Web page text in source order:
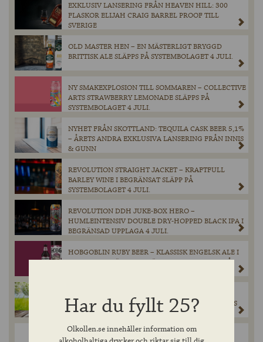
EXKLUSIV LANSERING FRÅN HEAVEN HILL: 300
FLASKOR ELIJAH CRAIG BARREL PROOF TILL
SVERIGE
OLD MASTER HEN – EN MÄSTERLIGT BRYGGD
BRITTISK ALE SLÄPPS PÅ SYSTEMBOLAGET 4 JULI.
NY SMAKEXPLOSION TILL SOMMAREN – COLLECTIVE
ARTS STRAWBERRY LEMONADE SLÄPPS PÅ
SYSTEMBOLAGET 4 JULI.
NYHET FRÅN SKOTTLAND: TEQUILA CASK BEER 5,1%
– ÅRETS ANDRA EXKLUSIVA LANSERING FRÅN INNIS
& GUNN
REVOLUTION STRAIGHT JACKET – KRAFTFULL
BARLEY WINE I BEGRÄNSAT SLÄPP PÅ
SYSTEMBOLAGET 4 JULI.
REVOLUTION DDH JUKE-BOX HERO –
HUMLEINTENSIV DOUBLE DRY-HOPPED BLACK IPA I
BEGRÄNSAD UPPLAGA 4 JULI.
HOBGOBLIN RUBY BEER – KLASSISK ENGELSK ALE I
NY KOSTYM GÖR EFTERLÄNGTAD COMEBACK PÅ
PRISVÄRDA ZUBR GRADUS NU I SYSTEMBOLAGETS
FASTA SORTIMENT.
BALBLAIR 12 YEARS OLD SINGLE MALT SCOTCH
Har du fyllt 25?
Olkollen.se innehåller information om